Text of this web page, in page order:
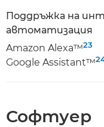
Поддръжка на
автоматизация
Amazon Alexa™23
Google Assistant™
Софтуер